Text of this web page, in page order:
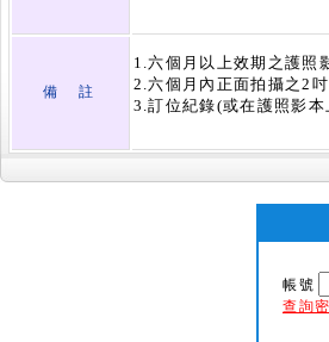
備 註
1.六個月以上效期之護照
2.六個月內正面拍攝之2
3.訂位紀錄(或在護照影
帳號
查詢